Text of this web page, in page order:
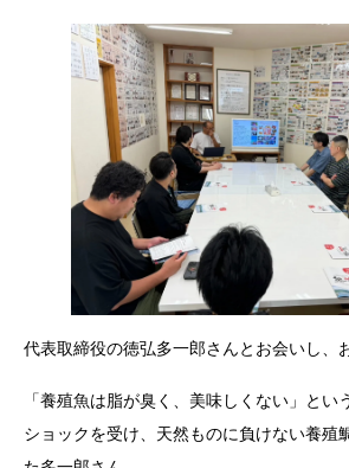
代表取締役の徳弘多一郎さんとお会いし、
「養殖魚は脂が臭く、美味しくない」とい
ショックを受け、天然ものに負けない養殖